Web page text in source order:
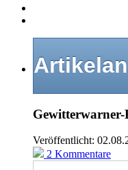
Gewitterwarner-
Veröffentlicht:
2 Kommentare